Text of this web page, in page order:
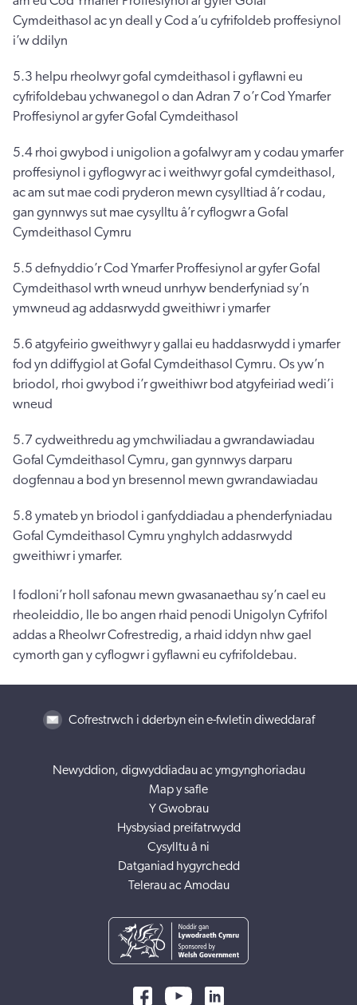
Cymdeithasol ac yn deall y Cod a’u cyfrifoldeb proffesiynol
i’w ddilyn
5.3 helpu rheolwyr gofal cymdeithasol i gyflawni eu
cyfrifoldebau ychwanegol o dan Adran 7 o’r Cod Ymarfer
Proffesiynol ar gyfer Gofal Cymdeithasol
5.4 rhoi gwybod i unigolion a gofalwyr am y codau ymarfer
proffesiynol i gyflogwyr ac i weithwyr gofal cymdeithasol,
ac am sut mae codi pryderon mewn cysylltiad â’r codau,
gan gynnwys sut mae cysylltu â’r cyflogwr a Gofal
Cymdeithasol Cymru
5.5 defnyddio’r Cod Ymarfer Proffesiynol ar gyfer Gofal
Cymdeithasol wrth wneud unrhyw benderfyniad sy’n
ymwneud ag addasrwydd gweithiwr i ymarfer
5.6 atgyfeirio gweithwyr y gallai eu haddasrwydd i ymarfer
fod yn ddiffygiol at Gofal Cymdeithasol Cymru. Os yw’n
briodol, rhoi gwybod i’r gweithiwr bod atgyfeiriad wedi’i
wneud
5.7 cydweithredu ag ymchwiliadau a gwrandawiadau
Gofal Cymdeithasol Cymru, gan gynnwys darparu
dogfennau a bod yn bresennol mewn gwrandawiadau
5.8 ymateb yn briodol i ganfyddiadau a phenderfyniadau
Gofal Cymdeithasol Cymru ynghylch addasrwydd
gweithiwr i ymarfer.
I fodloni’r holl safonau mewn gwasanaethau sy’n cael eu
rheoleiddio, lle bo angen rhaid penodi Unigolyn Cyfrifol
addas a Rheolwr Cofrestredig, a rhaid iddyn nhw gael
cymorth gan y cyflogwr i gyflawni eu cyfrifoldebau.
Cofrestrwch i dderbyn ein e-fwletin diweddaraf
Newyddion, digwyddiadau ac ymgynghoriadau
Map y safle
Y Gwobrau
Hysbysiad preifatrwydd
Cysylltu â ni
Datganiad hygyrchedd
Telerau ac Amodau